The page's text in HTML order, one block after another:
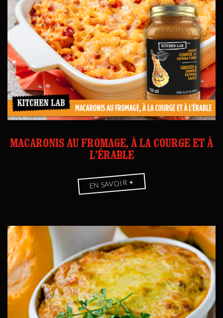
MACARONIS AU FROMAGE, À LA COURGE ET À
L’ÉRABLE
EN SAVOIR+